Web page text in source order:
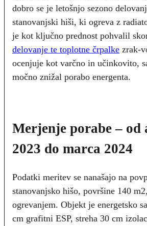
dobro se je letošnjo sezono
stanovanjski hiši, ki ogreva z
je kot ključno prednost pohvalil
delovanje te toplotne črpalke zrak-
ocenjuje kot varčno in učinkovito,
močno znižal porabo energenta.
Merjenje porabe – od
2023 do marca 2024
Podatki meritev se nanašajo na
stanovanjsko hišo, površine 140
ogrevanjem. Objekt je energetsko
cm grafitni ESP, streha 30 cm